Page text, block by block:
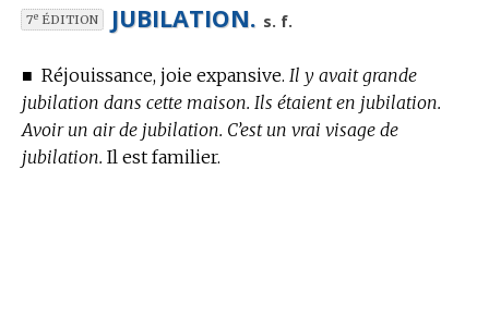
7eÉDITION JUBILATION. s. f.
■ Réjouissance, joie expansive. Il y avait grande
jubilation dans cette maison. Ils étaient en jubilation.
Avoir un air de jubilation. C’est un vrai visage de
jubilation. Il est familier.